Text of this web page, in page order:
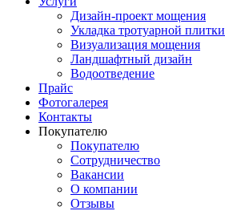
Дизайн-проект мощения
Укладка тротуарной плитки
Визуализация мощения
Ландшафтный дизайн
Водоотведение
Прайс
Фотогалерея
Контакты
Покупателю
Покупателю
Сотрудничество
Вакансии
О компании
Отзывы